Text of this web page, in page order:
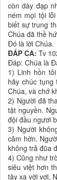
còn dày đạp
ném mọi tội
biết sự trung
Chúa đã thề
Ðó là lời Chúa.
ĐÁP CA: Tv
Ðáp: Chúa là
1) Linh hồn
hãy chúc tụng
Chúa, và chớ
2) Người đã
tật nguyền.
đội đầu ngươi
3) Người
căm hờn.
không trả đũa
4) Cũng như
siêu việt hơn
tây xa vời vợi,